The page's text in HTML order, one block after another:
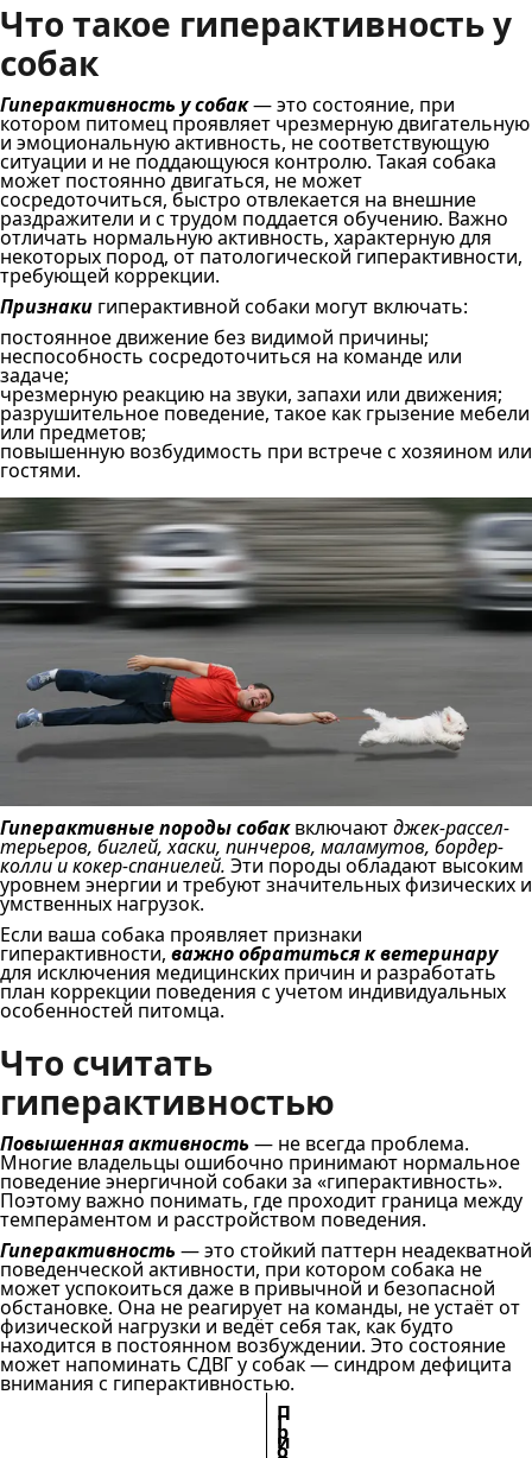
Что такое гиперактивность у
собак
Гиперактивность у собак— это состояние, при
котором питомец проявляет чрезмерную двигательную
и эмоциональную активность, не соответствующую
ситуации и не поддающуюся контролю. Такая собака
может постоянно двигаться, не может
сосредоточиться, быстро отвлекается на внешние
раздражители и с трудом поддается обучению. Важно
отличать нормальную активность, характерную для
некоторых пород, от патологической гиперактивности,
требующей коррекции.
Признаки гиперактивной собаки могут включать:
постоянное движение без видимой причины;
неспособность сосредоточиться на команде или
задаче;
чрезмерную реакцию на звуки, запахи или движения;
разрушительное поведение, такое как грызение мебели
или предметов;
повышенную возбудимость при встрече с хозяином или
гостями.
Гиперактивные породы собаквключаютджек-рассел-
терьеров, биглей, хаски, пинчеров, маламутов, бордер-
колли и кокер-спаниелей. Эти породы обладают высоким
уровнем энергии и требуют значительных физических и
умственных нагрузок.
Если ваша собака проявляет признаки
гиперактивности, важно обратиться к ветеринару
для исключения медицинских причин и разработать
план коррекции поведения с учетом индивидуальных
особенностей питомца.
Что считать
гиперактивностью
Повышенная активность — не всегда проблема.
Многие владельцы ошибочно принимают нормальное
поведение энергичной собаки за «гиперактивность».
Поэтому важно понимать, где проходит граница между
темпераментом и расстройством поведения.
Гиперактивность — это стойкий паттерн неадекватной
поведенческой активности, при котором собака не
может успокоиться даже в привычной и безопасной
обстановке. Она не реагирует на команды, не устаёт от
физической нагрузки и ведёт себя так, как будто
находится в постоянном возбуждении. Это состояние
может напоминать СДВГ у собак — синдром дефицита
внимания с гиперактивностью.
П
р
о
Г
и